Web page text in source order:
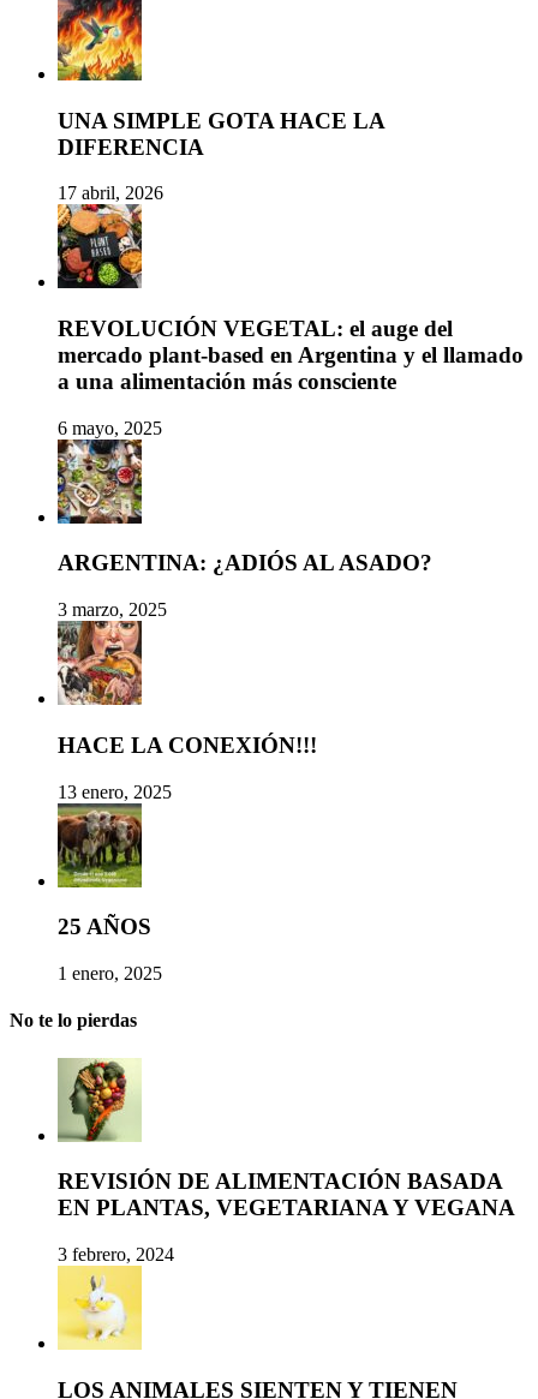
UNA SIMPLE GOTA HACE LA
DIFERENCIA
17 abril, 2026
REVOLUCIÓN VEGETAL: el auge del
mercado plant-based en Argentina y el llamado
a una alimentación más consciente
6 mayo, 2025
ARGENTINA: ¿ADIÓS AL ASADO?
3 marzo, 2025
HACE LA CONEXIÓN!!!
13 enero, 2025
25 AÑOS
1 enero, 2025
No te lo pierdas
REVISIÓN DE ALIMENTACIÓN BASADA
EN PLANTAS, VEGETARIANA Y VEGANA
3 febrero, 2024
LOS ANIMALES SIENTEN Y TIENEN